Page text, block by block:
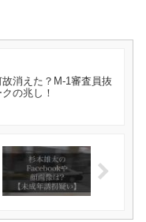
消えた？M-1審査員抜
の兆し！